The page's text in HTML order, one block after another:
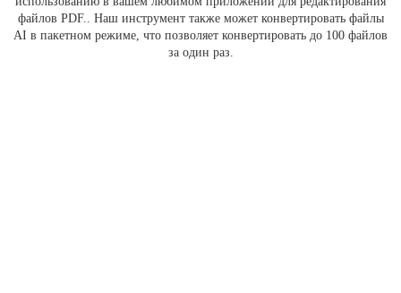
файлов PDF.. Наш инструмент также может конвертировать файлы
AI в пакетном режиме, что позволяет конвертировать до 100 файлов
за один раз.